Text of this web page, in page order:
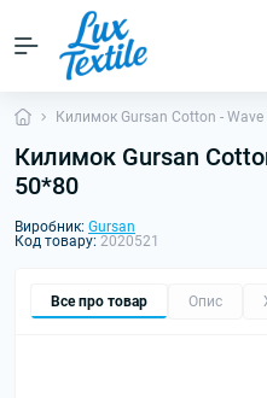
Килимок Gursan Cotton -
Килимок Gursan
50*80
Виробник: Gursan
Код товару: 2020521
Все про товар Опис